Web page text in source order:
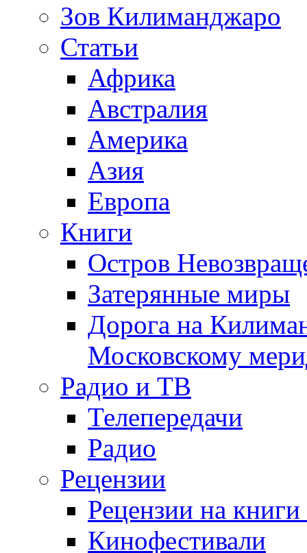
Зов Килиманджаро
Статьи
Африка
Австралия
Америка
Азия
Европа
Книги
Остров
Затерянные миры
Дорога на
Московскому
Радио и ТВ
Телепередачи
Радио
Рецензии
Рецензии на
Кинофестивали